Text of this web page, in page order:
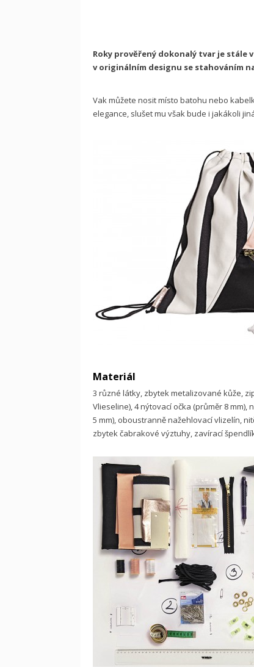
Roky prověřený dokonalý tvar je stále
v originálním designu se stahováním
Vak můžete nosit místo batohu nebo
elegance, slušet mu však bude i jakákoli
Materiál
3 různé látky, zbytek metalizované kůže,
Vlieseline), 4 nýtovací očka (průměr 8 mm),
5 mm), oboustranně nažehlovací vlizelín,
zbytek čabrakové výztuhy, zavírací